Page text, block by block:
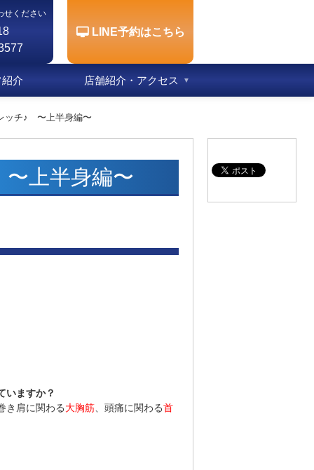
せください
LINE予約はこちら
介 店舗紹介・アクセス
ッチ♪ 〜上半身編〜
上半身編〜
いますか？
き肩に関わる大胸筋 、頭痛に関わる首